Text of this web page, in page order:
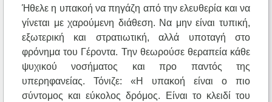
Ήθελε η υπακοή να πηγάζη από την ελευθερία και να
γίνεται με χαρούμενη διάθεση. Να μην είναι τυπική,
εξωτερική και στρατιωτική, αλλά υποταγή στο
φρόνημα του Γέροντα. Την θεωρούσε θεραπεία κάθε
ψυχικού νοσήματος και προ παντός της
υπερηφανείας. Τόνιζε: «Η υπακοή είναι ο πιο
σύντομος και εύκολος δρόμος. Είναι το κλειδί του